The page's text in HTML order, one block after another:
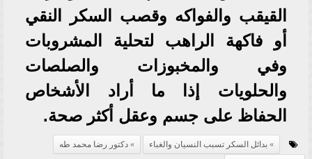
القيقب والفواكه وقصب السكر النقي
أو فاكهة الراهب لتحلية المشروبات
وفي والمخبوزات والصلصات
والحلويات إذا ما أراد الأشخاص
الحفاظ على جسم وعقل أكثر صحة.
بدائل السكر تسبب النسيان والغباء
دكتور رضا محمد طه